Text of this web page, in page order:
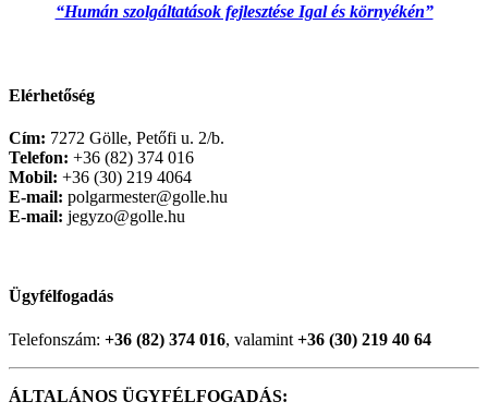
“Humán szolgáltatások fejlesztése Igal és környékén”
Elérhetőség
Cím: 7272 Gölle, Petőfi u. 2/b.
Telefon: +36 (82) 374 016
Mobil: +36 (30) 219 4064
E-mail: polgarmester@golle.hu
E-mail: jegyzo@golle.hu
Ügyfélfogadás
Telefonszám: +36 (82) 374 016, valamint +36 (30) 219 40 64
ÁLTALÁNOS ÜGYFÉLFOGADÁS: